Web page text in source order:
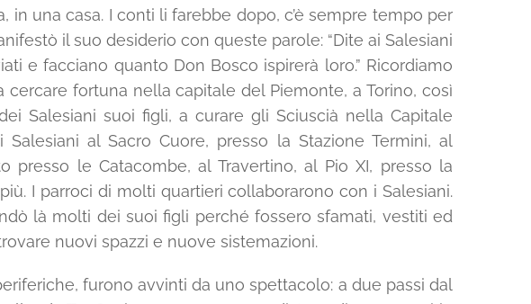
una casa. I conti li farebbe dopo, c’è sempre tempo per
il suo desiderio con queste parole: “Dite ai Salesiani
e facciano quanto Don Bosco ispirerà loro.” Ricordiamo
fortuna nella capitale del Piemonte, a Torino, così
Salesiani suoi figli, a curare gli Sciuscià nella Capitale
al Sacro Cuore, presso la Stazione Termini, al
presso le Catacombe, al Travertino, al Pio XI, presso la
I parroci di molti quartieri collaborarono con i Salesiani.
là molti dei suoi figli perché fossero sfamati, vestiti ed
nuovi spazzi e nuove sistemazioni.
furono avvinti da uno spettacolo: a due passi dal